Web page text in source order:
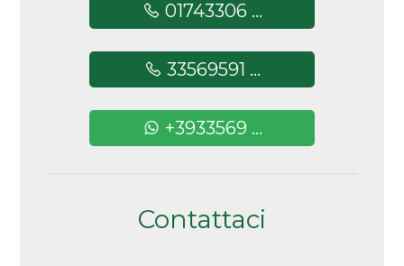
01743306 ...
33569591 ...
+3933569 ...
Contattaci